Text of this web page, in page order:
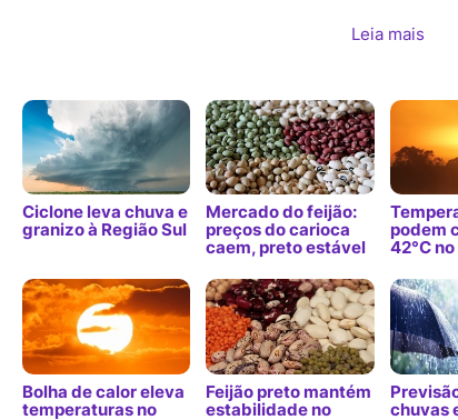
Leia mais
Ciclone leva chuva e
granizo à Região Sul
Mercado do feijão:
preços do carioca
caem, preto estável
podem
42°C
Bolha de calor eleva
temperaturas no
Feijão preto mantém
estabilidade no
chuvas